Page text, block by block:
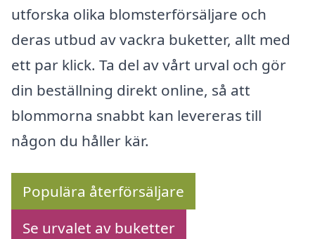
utforska olika blomsterförsäljare och
deras utbud av vackra buketter, allt med
ett par klick. Ta del av vårt urval och gör
din beställning direkt online, så att
blommorna snabbt kan levereras till
någon du håller kär.
Populära återförsäljare
Se urvalet av buketter